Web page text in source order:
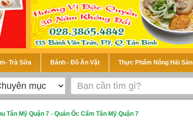
Trà Sữa Bánh - Đồ Ăn Vặt Thực Phẩm Nông Hải Sản
Tân Mỹ Quận 7 - Quán Ốc Cẩm Tân Mỹ Quận 7